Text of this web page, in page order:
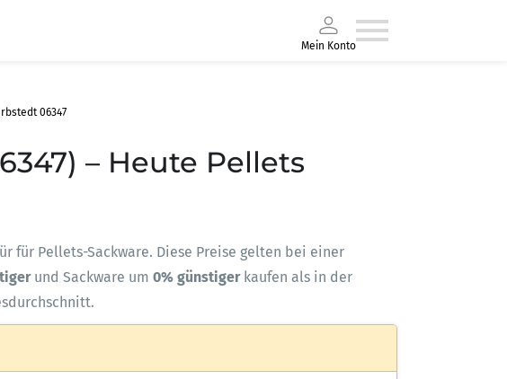
Mein Konto
06347
– Heute Pellets
für Pellets-Sackware. Diese Preise gelten bei einer
und Sackware um 0% günstigerkaufen als in der